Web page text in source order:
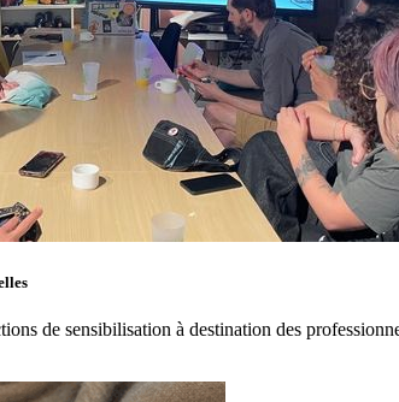
de sensibilisation à destination des